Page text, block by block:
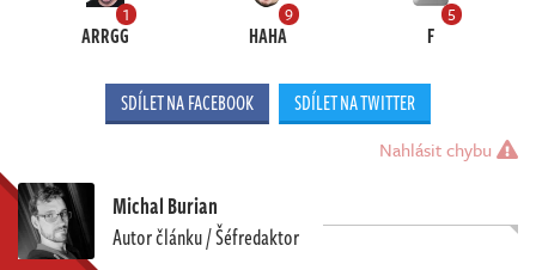
1
ARRGG
9
HAHA
5
F
SDÍLET NA FACEBOOK SDÍLET NA TWITTER
Nahlásit chybu
Michal Burian
Autor článku / Šéfredaktor